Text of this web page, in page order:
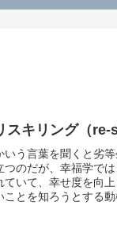
スキリング（re-
いう言葉を聞くと劣
つのだが、幸福学で
ていて、幸せ度を向
ことを知ろうとする